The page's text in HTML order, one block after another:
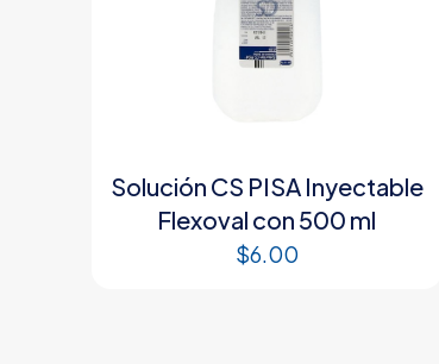
Solución CS PISA Inyectable
Flexoval con 500 ml
$6.00